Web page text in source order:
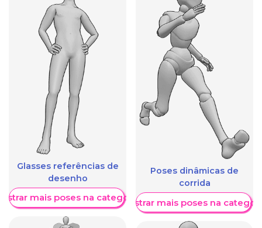
Glasses referências de
desenho
mais poses na categoria
Poses dinâmicas de
corrida
Mostrar mais poses na